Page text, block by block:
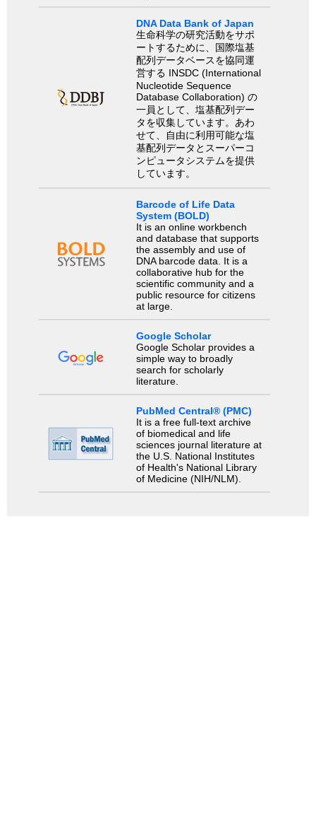
DNA Data Bank of Japan
生命科学の研究活動をサポ
ートするために、国際塩基
配列データベースを協同運
営する INSDC (International
Nucleotide Sequence
Database Collaboration) の
一員として、塩基配列デー
タを収集しています。あわ
せて、自由に利用可能な塩
基配列データとスーパーコ
ンピュータシステムを提供
しています。
Barcode of Life Data
System (BOLD)
It is an online workbench
and database that supports
the assembly and use of
DNA barcode data. It is a
collaborative hub for the
scientific community and a
public resource for citizens
at large.
Google Scholar
Google Scholar provides a
simple way to broadly
search for scholarly
literature.
PubMed Central® (PMC)
It is a free full-text archive
of biomedical and life
sciences journal literature at
the U.S. National Institutes
of Health's National Library
of Medicine (NIH/NLM).